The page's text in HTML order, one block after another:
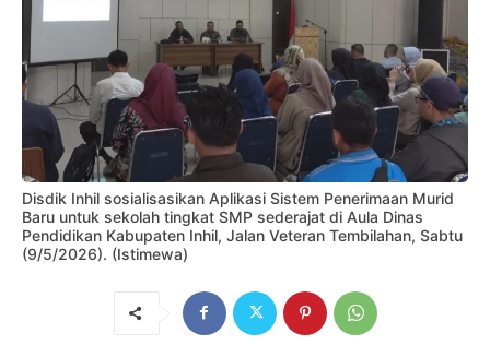
Disdik Inhil sosialisasikan Aplikasi Sistem Penerimaan Murid
Baru untuk sekolah tingkat SMP sederajat di Aula Dinas
Pendidikan Kabupaten Inhil, Jalan Veteran Tembilahan, Sabtu
(9/5/2026). (Istimewa)